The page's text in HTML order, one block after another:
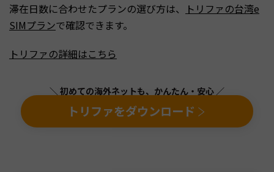
滞在日数に合わせたプランの選び方は、
トリファの台湾e
SIMプランで確認できます。
トリファの詳細はこちら
＼ 初めての海外ネットも、かんたん・安心 ／
トリファをダウンロード